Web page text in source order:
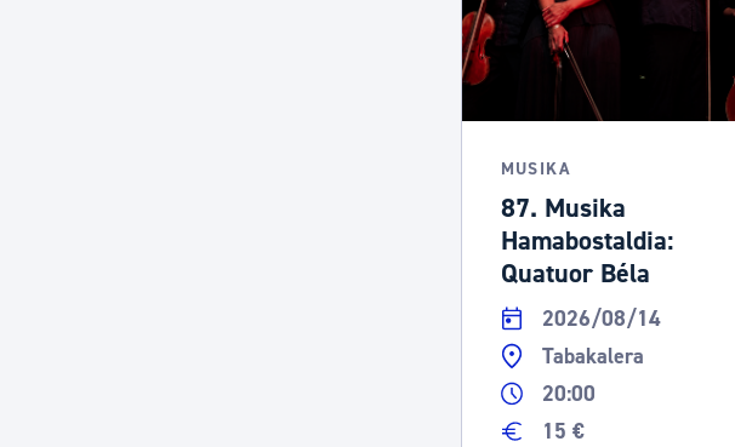
MUSIKA
87. Musika
Hamabostaldia:
Quatuor Béla
2026/08/14
Tabakalera
20:00
15 €